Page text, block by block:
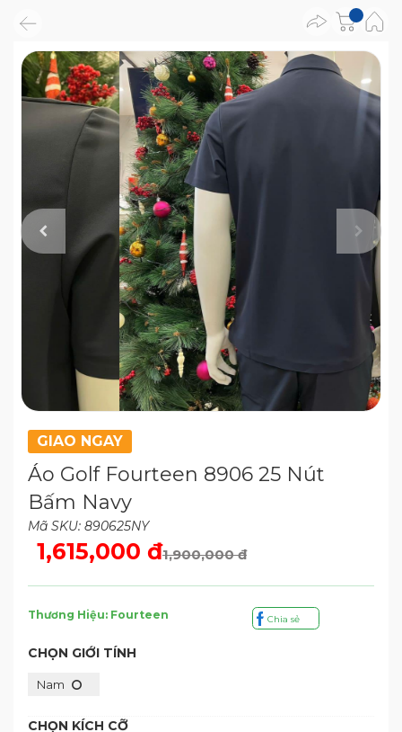
GIAO NGAY
Áo Golf Fourteen 8906 25 Nút
Bấm Navy
Mã SKU: 890625NY
1,615,000 đ1,900,000 đ
Thương Hiệu: Fourteen Chia sẻ
CHỌN GIỚI TÍNH
Nam
CHỌN KÍCH CỠ